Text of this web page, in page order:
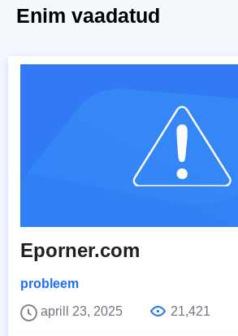
Enim vaadatud
Eporner.com
probleem
aprill 23, 2025
21,421